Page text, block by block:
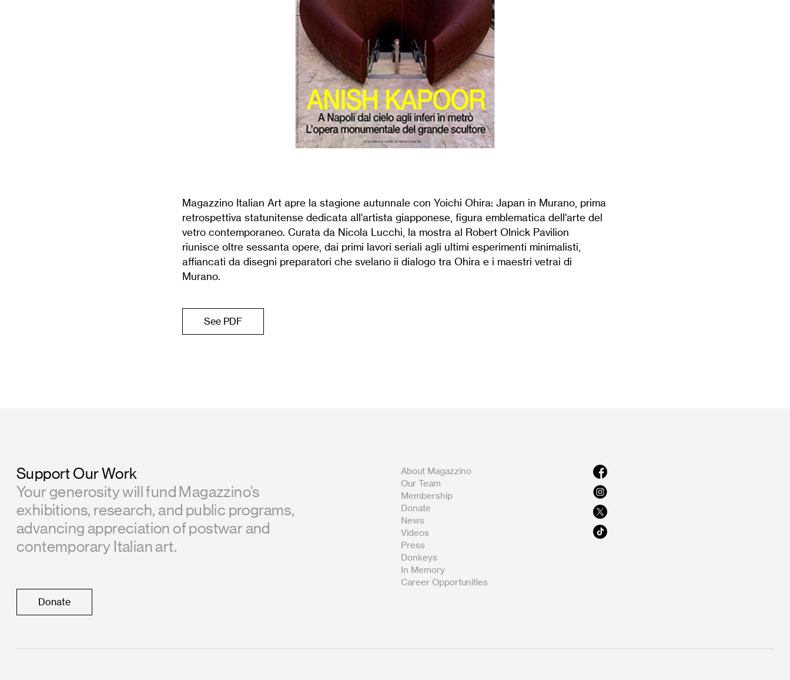
Magazzino Italian Art apre la stagione autunnale con Yoichi Ohira: Japan in Murano, prima
retrospet­tiva statunitense dedicata all'artista giapponese, figura emblematica dell'arte del
vetro contemporaneo. Curata da Nicola Lucchi, la mostra al Robert Olnick Pavilion
riunisce oltre sessanta opere, dai primi lavori seriali agli ultimi esperimenti minimalisti,
affiancati da disegni preparatori che svelano ii dialogo tra Ohira e i maestri vetrai di
Murano.
See PDF
Support Our Work
Your generosity will fund Magazzino’s
exhibitions, research, and public programs,
advancing appreciation of postwar and
contemporary Italian art.
Donate
About Magazzino
Our Team
Membership
Donate
News
Videos
Press
Donkeys
In Memory
Career Opportunities